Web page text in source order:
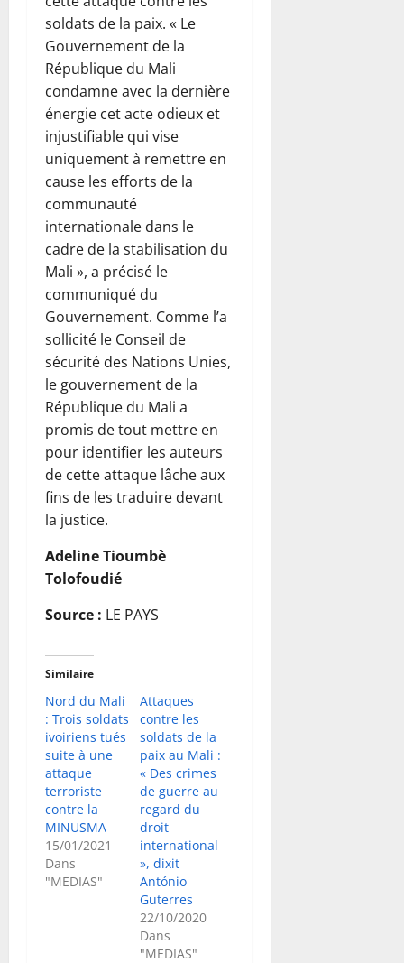
soldats de la paix. « Le
Gouvernement de la
République du Mali
condamne avec la dernière
énergie cet acte odieux et
injustifiable qui vise
uniquement à remettre en
cause les efforts de la
communauté
internationale dans le
cadre de la stabilisation du
Mali », a précisé le
communiqué du
Gouvernement. Comme l’a
sollicité le Conseil de
sécurité des Nations Unies,
le gouvernement de la
République du Mali a
promis de tout mettre en
pour identifier les auteurs
de cette attaque lâche aux
fins de les traduire devant
la justice.
Adeline Tioumbè
Tolofoudié
Source : LE PAYS
Similaire
Nord du Mali
: Trois soldats
ivoiriens tués
suite à une
attaque
terroriste
contre la
MINUSMA
15/01/2021
Dans
"MEDIAS"
Attaques
contre les
soldats de la
paix au Mali :
« Des crimes
de guerre au
regard du
droit
international
», dixit
António
Guterres
22/10/2020
Dans
"MEDIAS"